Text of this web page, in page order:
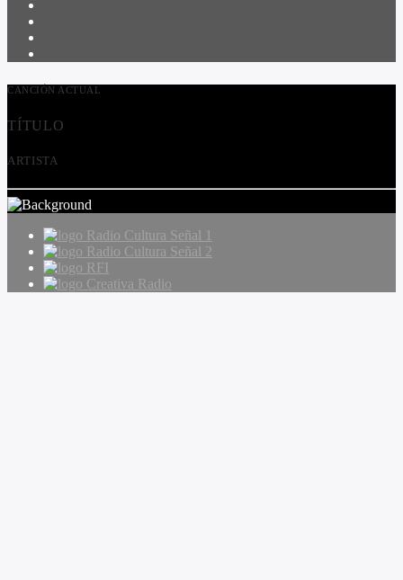
CANCIÓN ACTUAL
TÍTULO
ARTISTA
Radio Cultura Señal 1
Radio Cultura Señal 2
RFI
Creativa Radio